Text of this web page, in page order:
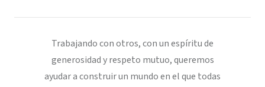
Trabajando con otros, con un espíritu de
generosidad y respeto mutuo, queremos
ayudar a construir un mundo en el que todas